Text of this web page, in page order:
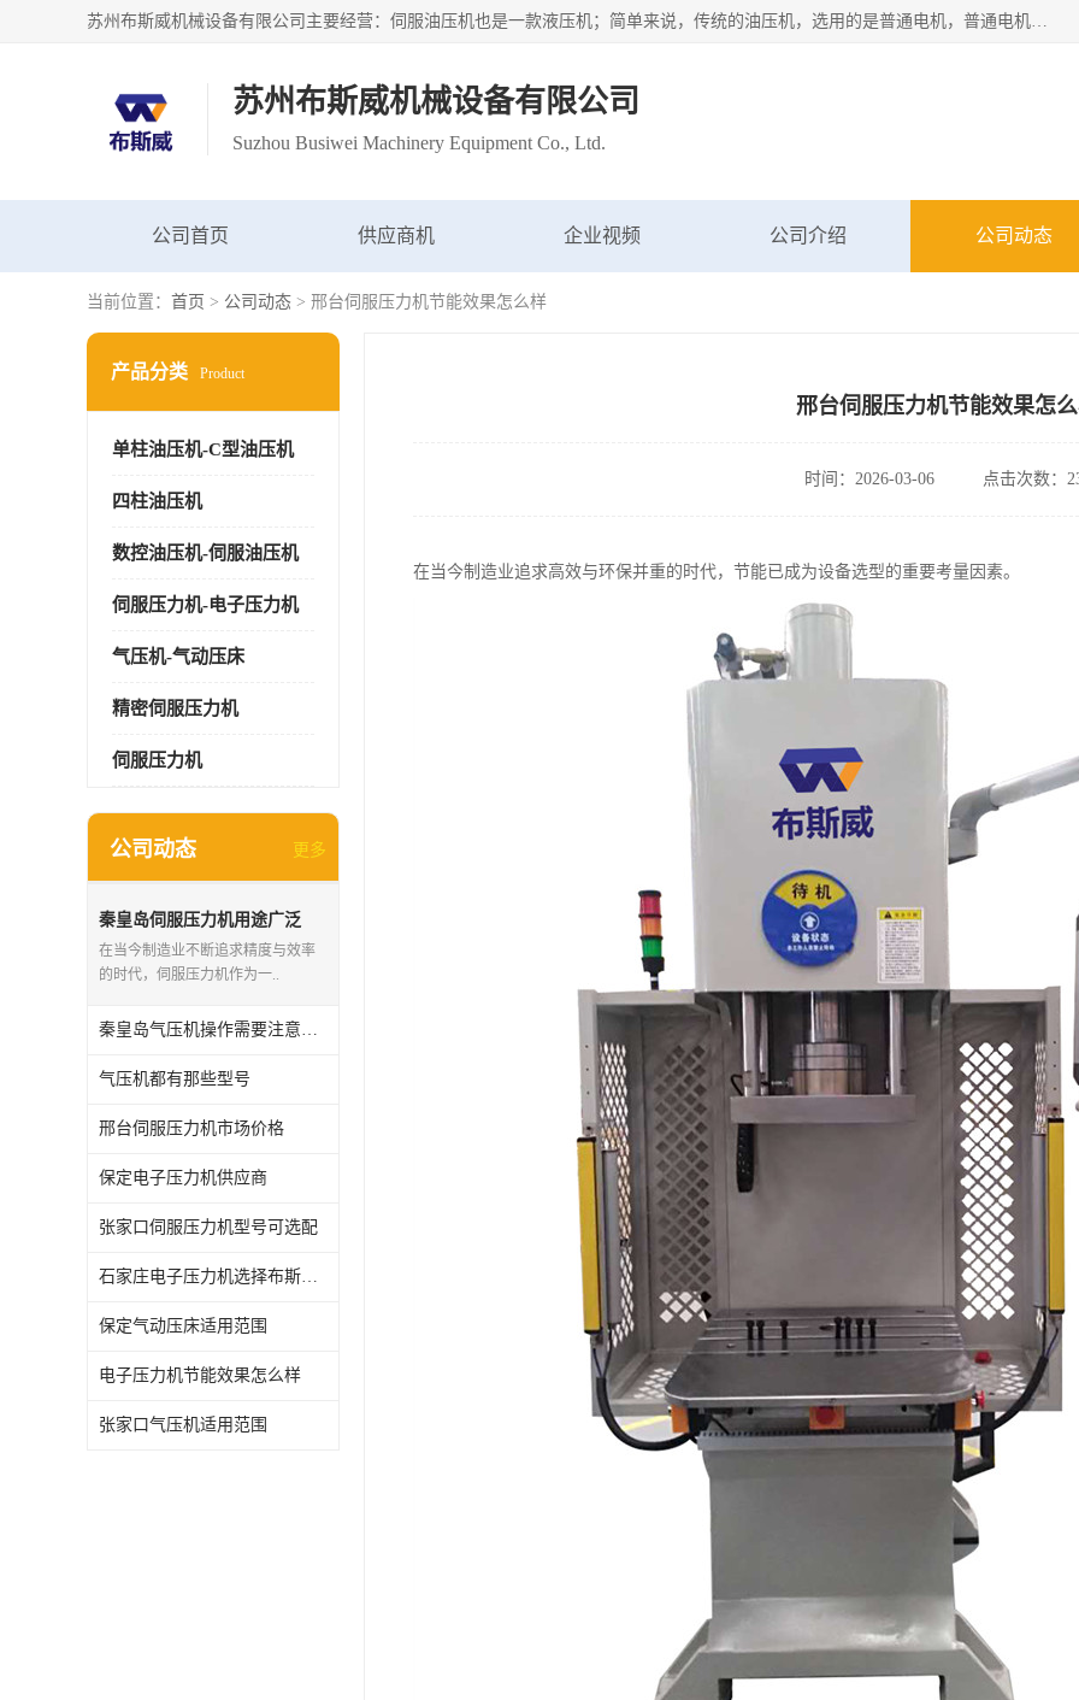
苏州布斯威机械设备有限公司主要经营：伺服油压机也是一款液压机；简单来说，传统的油压机，选用的是普通电机，普通电机容易发热，容易烧坏。伺服油压机采用先进的伺服电机，一般选用汇川 、日本大金、台达等品牌。伺服电机配套伺服泵还有伺服驱动器等部件，这样机器的电机过热，能耗的控制、机器工作的噪音都得到了完美的解决。
苏州布斯威机械设备有限公司
Suzhou Busiwei Machinery Equipment Co., Ltd.
公司首页 供应商机 企业视频 公司介绍 公司动态
当前位置： 首页 > 公司动态 > 邢台伺服压力机节能效果怎么样
产品分类 Product
单柱油压机-C型油压机
四柱油压机
数控油压机-伺服油压机
伺服压力机-电子压力机
气压机-气动压床
精密伺服压力机
伺服压力机
公司动态 更多
秦皇岛伺服压力机用途广泛
在当今制造业不断追求精度与效率
的时代，伺服压力机作为一..
秦皇岛气压机操作需要注意些什么
气压机都有那些型号
邢台伺服压力机市场价格
保定电子压力机供应商
张家口伺服压力机型号可选配
石家庄电子压力机选择布斯威机械更有保障
保定气动压床适用范围
电子压力机节能效果怎么样
张家口气压机适用范围
邢台伺服压力机节能效果怎
时间：2026-03-06 点击次数：
在当今制造业追求高效与环保并重的时代，节能已成为设备选型的重要考量因素。